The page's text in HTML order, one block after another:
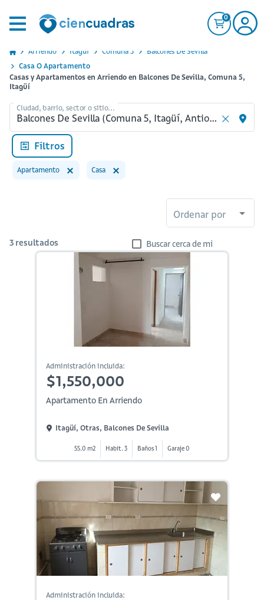
0
Arriendo Itagui Comuna 5
Balcones De Sevilla
Casa O Apartamento
Casas y Apartamentos en Arriendo en Balcones De Sevilla, Comuna 5,
Itagüí
Ciudad, barrio, sector o sitio...
Filtros
Apartamento Casa
Ordenar por
3 resultados Buscar cerca de mi
Administración incluida:
$1,550,000
Apartamento En Arriendo
Itagüí, Otras, Balcones De Sevilla
55.0 m2 Habit. 3 Baños 1 Garaje 0
Administración incluida: